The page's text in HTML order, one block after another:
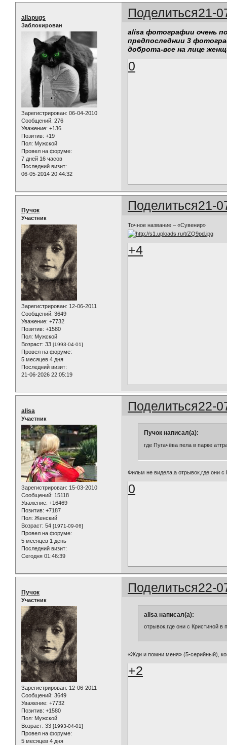
Поделиться21-
allapugs
Заблокирован
Зарегистрирован: 06-04-2010
Сообщений: 276
Уважение: +136
Позитив: +19
Пол: Мужской
Провел на форуме:
7 дней 16 часов
Последний визит:
06-05-2014 20:44:32
alisa фотографии очень
предпоследнии 3
доброта-все на лице
0
Поделиться21-
Пучок
Участник
Зарегистрирован: 12-06-2011
Сообщений: 3649
Уважение: +7732
Позитив: +1580
Пол: Мужской
Возраст: 33 [1993-04-01]
Провел на форуме:
5 месяцев 4 дня
Последний визит:
21-06-2026 22:05:19
Точное название – «Сувенир»
+4
Поделиться22-
alisa
Участник
Зарегистрирован: 15-03-2010
Сообщений: 15118
Уважение: +16469
Позитив: +7187
Пол: Женский
Возраст: 54 [1971-09-06]
Провел на форуме:
5 месяцев 1 день
Последний визит:
Сегодня 01:46:39
Пучок написал(а):
где Пугачёва пела в парке
Фильм не видела,а отрывок,где они с
0
Поделиться22-
Пучок
Участник
Зарегистрирован: 12-06-2011
Сообщений: 3649
Уважение: +7732
Позитив: +1580
Пол: Мужской
Возраст: 33 [1993-04-01]
Провел на форуме:
5 месяцев 4 дня
alisa написал(а):
отрывок,где они с Кристиной в
«Жди и помни меня» (5-серийный),
+2